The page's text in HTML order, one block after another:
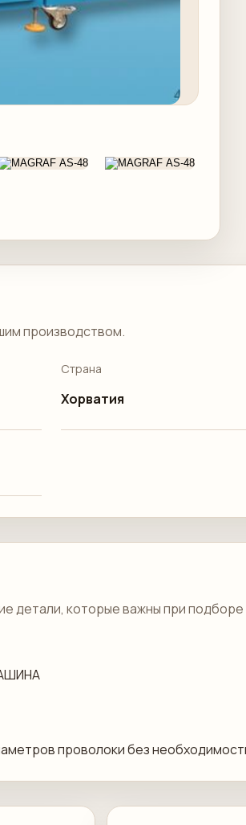
производством.
Страна
Хорватия
детали, которые важны при подборе
проволоки без